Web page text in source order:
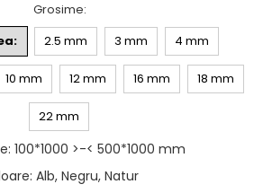
Grosime:
2.5 mm 3 mm 4 mm
10 mm 12 mm 16 mm 18 mm
22 mm
: 100*1000 >-< 500*1000 mm
: Alb, Negru, Natur